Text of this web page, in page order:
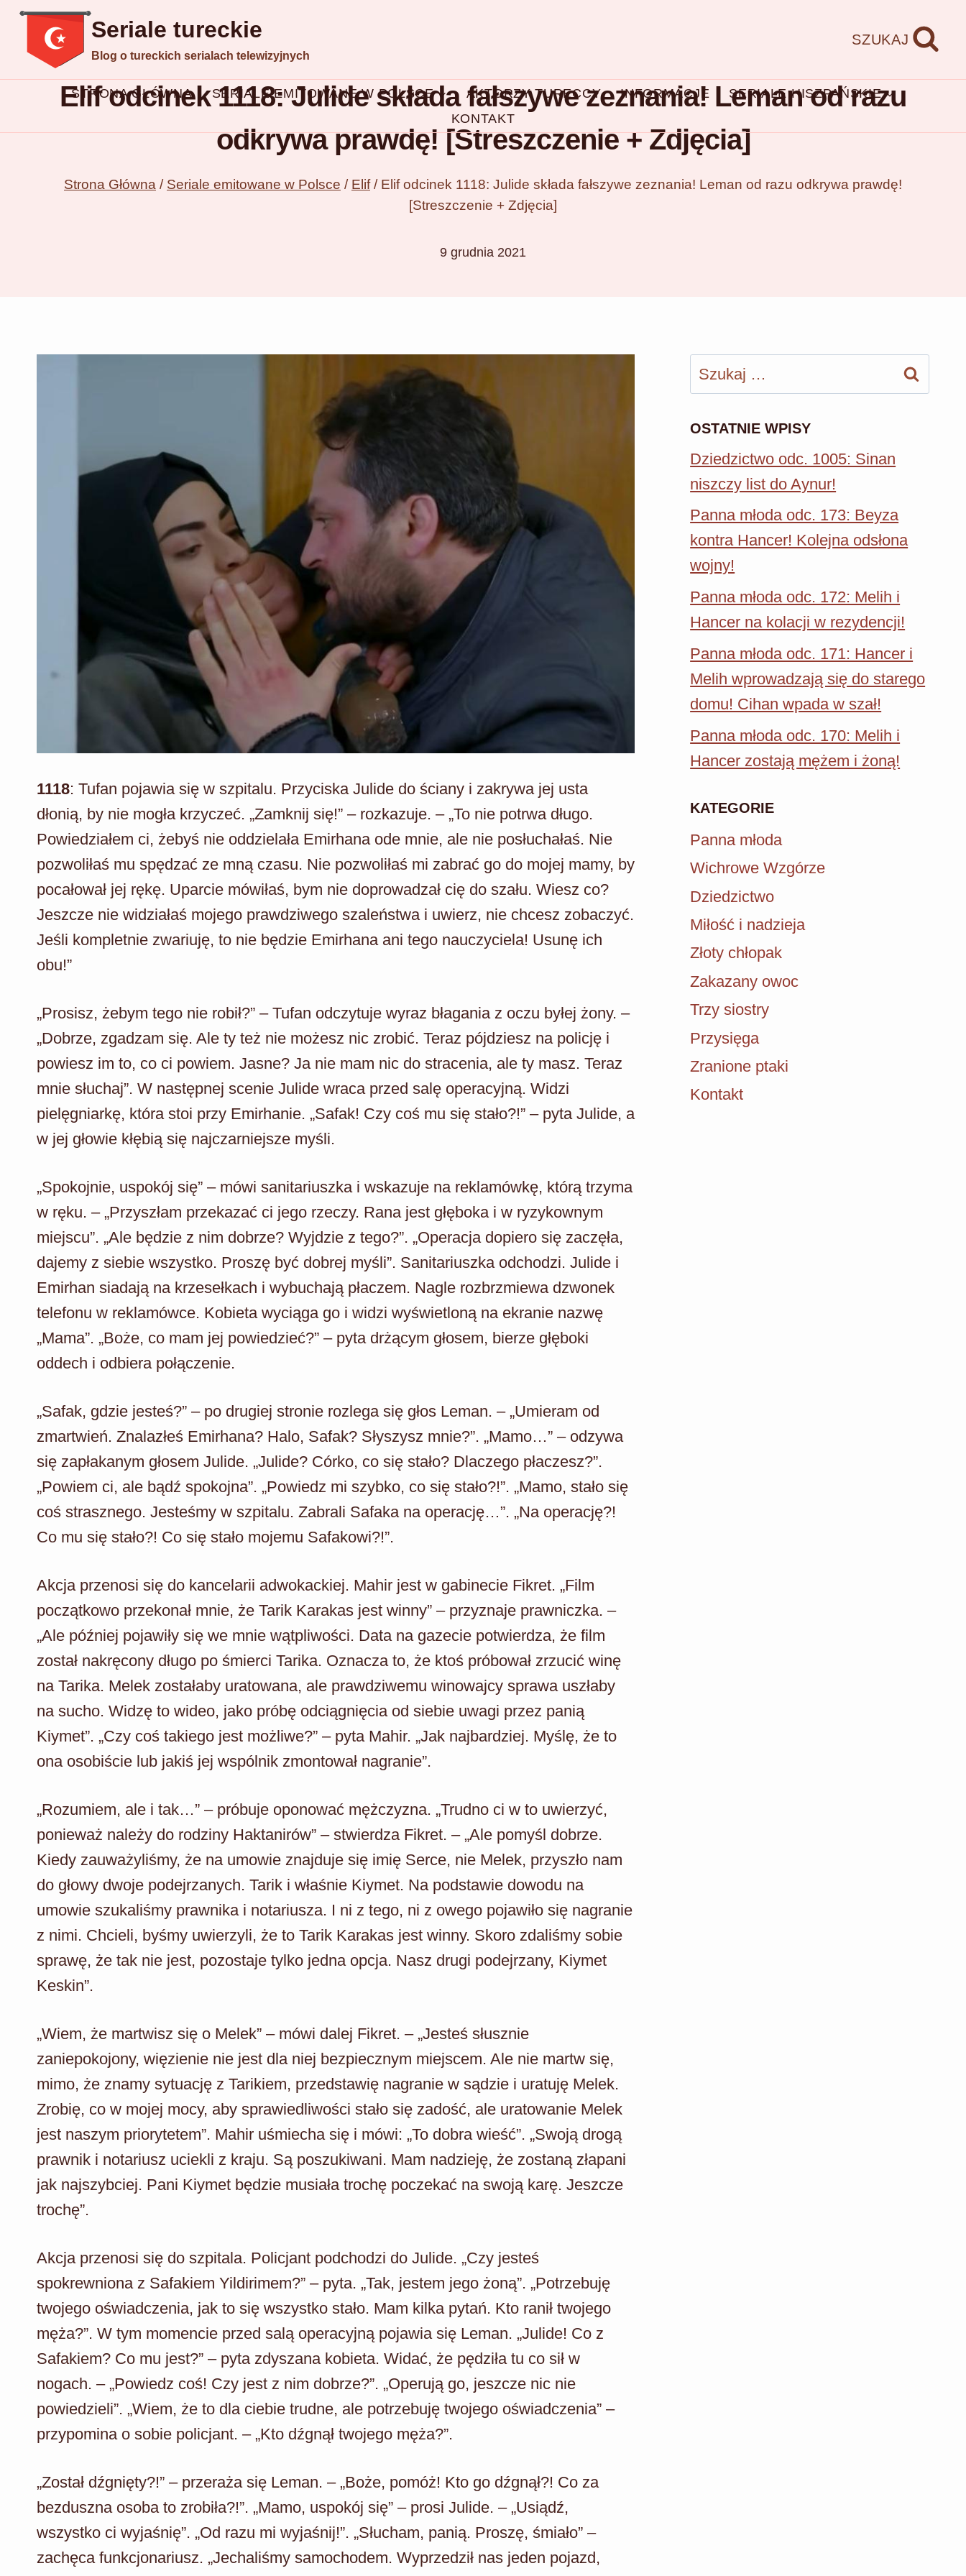
Przejdź
treści
Seriale tureckie
Blog o tureckich serialach telewizyjnych
SZUKAJ
STRONA GŁÓWNA SERIALE EMITOWANE W POLSCE AKTORZY TURECCY INFORMACJE
SERIALE HISZPAŃSKIE
KONTAKT
Elif odcinek 1118: Julide składa fałszywe zeznania! Leman od razu
odkrywa prawdę! [Streszczenie + Zdjęcia]
Strona Główna / Seriale emitowane w Polsce / Elif / Elif odcinek 1118: Julide składa fałszywe zeznania! Leman od razu odkrywa prawdę!
[Streszczenie + Zdjęcia]
9 grudnia 2021
1118: Tufan pojawia się w szpitalu. Przyciska Julide do ściany i zakrywa jej usta
dłonią, by nie mogła krzyczeć. „Zamknij się!” – rozkazuje. – „To nie potrwa długo.
Powiedziałem ci, żebyś nie oddzielała Emirhana ode mnie, ale nie posłuchałaś. Nie
pozwoliłaś mu spędzać ze mną czasu. Nie pozwoliłaś mi zabrać go do mojej mamy, by
pocałował jej rękę. Uparcie mówiłaś, bym nie doprowadzał cię do szału. Wiesz co?
Jeszcze nie widziałaś mojego prawdziwego szaleństwa i uwierz, nie chcesz zobaczyć.
Jeśli kompletnie zwariuję, to nie będzie Emirhana ani tego nauczyciela! Usunę ich
obu!”
„Prosisz, żebym tego nie robił?” – Tufan odczytuje wyraz błagania z oczu byłej żony. –
„Dobrze, zgadzam się. Ale ty też nie możesz nic zrobić. Teraz pójdziesz na policję i
powiesz im to, co ci powiem. Jasne? Ja nie mam nic do stracenia, ale ty masz. Teraz
mnie słuchaj”. W następnej scenie Julide wraca przed salę operacyjną. Widzi
pielęgniarkę, która stoi przy Emirhanie. „Safak! Czy coś mu się stało?!” – pyta Julide, a
w jej głowie kłębią się najczarniejsze myśli.
„Spokojnie, uspokój się” – mówi sanitariuszka i wskazuje na reklamówkę, którą trzyma
w ręku. – „Przyszłam przekazać ci jego rzeczy. Rana jest głęboka i w ryzykownym
miejscu”. „Ale będzie z nim dobrze? Wyjdzie z tego?”. „Operacja dopiero się zaczęła,
dajemy z siebie wszystko. Proszę być dobrej myśli”. Sanitariuszka odchodzi. Julide i
Emirhan siadają na krzesełkach i wybuchają płaczem. Nagle rozbrzmiewa dzwonek
telefonu w reklamówce. Kobieta wyciąga go i widzi wyświetloną na ekranie nazwę
„Mama”. „Boże, co mam jej powiedzieć?” – pyta drżącym głosem, bierze głęboki
oddech i odbiera połączenie.
„Safak, gdzie jesteś?” – po drugiej stronie rozlega się głos Leman. – „Umieram od
zmartwień. Znalazłeś Emirhana? Halo, Safak? Słyszysz mnie?”. „Mamo…” – odzywa
się zapłakanym głosem Julide. „Julide? Córko, co się stało? Dlaczego płaczesz?”.
„Powiem ci, ale bądź spokojna”. „Powiedz mi szybko, co się stało?!”. „Mamo, stało się
coś strasznego. Jesteśmy w szpitalu. Zabrali Safaka na operację…”. „Na operację?!
Co mu się stało?! Co się stało mojemu Safakowi?!”.
Akcja przenosi się do kancelarii adwokackiej. Mahir jest w gabinecie Fikret. „Film
początkowo przekonał mnie, że Tarik Karakas jest winny” – przyznaje prawniczka. –
„Ale później pojawiły się we mnie wątpliwości. Data na gazecie potwierdza, że film
został nakręcony długo po śmierci Tarika. Oznacza to, że ktoś próbował zrzucić winę
na Tarika. Melek zostałaby uratowana, ale prawdziwemu winowajcy sprawa uszłaby
na sucho. Widzę to wideo, jako próbę odciągnięcia od siebie uwagi przez panią
Kiymet”. „Czy coś takiego jest możliwe?” – pyta Mahir. „Jak najbardziej. Myślę, że to
ona osobiście lub jakiś jej wspólnik zmontował nagranie”.
„Rozumiem, ale i tak…” – próbuje oponować mężczyzna. „Trudno ci w to uwierzyć,
ponieważ należy do rodziny Haktanirów” – stwierdza Fikret. – „Ale pomyśl dobrze.
Kiedy zauważyliśmy, że na umowie znajduje się imię Serce, nie Melek, przyszło nam
do głowy dwoje podejrzanych. Tarik i właśnie Kiymet. Na podstawie dowodu na
umowie szukaliśmy prawnika i notariusza. I ni z tego, ni z owego pojawiło się nagranie
z nimi. Chcieli, byśmy uwierzyli, że to Tarik Karakas jest winny. Skoro zdaliśmy sobie
sprawę, że tak nie jest, pozostaje tylko jedna opcja. Nasz drugi podejrzany, Kiymet
Keskin”.
„Wiem, że martwisz się o Melek” – mówi dalej Fikret. – „Jesteś słusznie
zaniepokojony, więzienie nie jest dla niej bezpiecznym miejscem. Ale nie martw się,
mimo, że znamy sytuację z Tarikiem, przedstawię nagranie w sądzie i uratuję Melek.
Zrobię, co w mojej mocy, aby sprawiedliwości stało się zadość, ale uratowanie Melek
jest naszym priorytetem”. Mahir uśmiecha się i mówi: „To dobra wieść”. „Swoją drogą
prawnik i notariusz uciekli z kraju. Są poszukiwani. Mam nadzieję, że zostaną złapani
jak najszybciej. Pani Kiymet będzie musiała trochę poczekać na swoją karę. Jeszcze
trochę”.
Akcja przenosi się do szpitala. Policjant podchodzi do Julide. „Czy jesteś
spokrewniona z Safakiem Yildirimem?” – pyta. „Tak, jestem jego żoną”. „Potrzebuję
twojego oświadczenia, jak to się wszystko stało. Mam kilka pytań. Kto ranił twojego
męża?”. W tym momencie przed salą operacyjną pojawia się Leman. „Julide! Co z
Safakiem? Co mu jest?” – pyta zdyszana kobieta. Widać, że pędziła tu co sił w
nogach. – „Powiedz coś! Czy jest z nim dobrze?”. „Operują go, jeszcze nic nie
powiedzieli”. „Wiem, że to dla ciebie trudne, ale potrzebuję twojego oświadczenia” –
przypomina o sobie policjant. – „Kto dźgnął twojego męża?”.
„Został dźgnięty?!” – przeraża się Leman. – „Boże, pomóż! Kto go dźgnął?! Co za
bezduszna osoba to zrobiła?!”. „Mamo, uspokój się” – prosi Julide. – „Usiądź,
wszystko ci wyjaśnię”. „Od razu mi wyjaśnij!”. „Słucham, panią. Proszę, śmiało” –
zachęca funkcjonariusz. „Jechaliśmy samochodem. Wyprzedził nas jeden pojazd,
Szukaj:
OSTATNIE WPISY
Dziedzictwo odc. 1005: Sinan
niszczy list do Aynur!
Panna młoda odc. 173: Beyza
kontra Hancer! Kolejna odsłona
wojny!
Panna młoda odc. 172: Melih i
Hancer na kolacji w rezydencji!
Panna młoda odc. 171: Hancer i
Melih wprowadzają się do starego
domu! Cihan wpada w szał!
Panna młoda odc. 170: Melih i
Hancer zostają mężem i żoną!
KATEGORIE
Panna młoda
Wichrowe Wzgórze
Dziedzictwo
Miłość i nadzieja
Złoty chłopak
Zakazany owoc
Trzy siostry
Przysięga
Zranione ptaki
Kontakt